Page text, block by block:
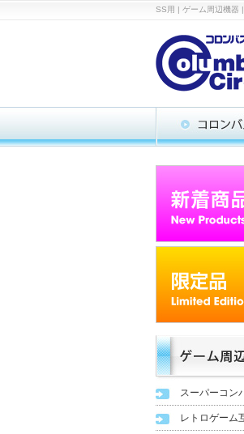
SS用 | ゲーム周辺機器
スーパーコン
レトロゲーム